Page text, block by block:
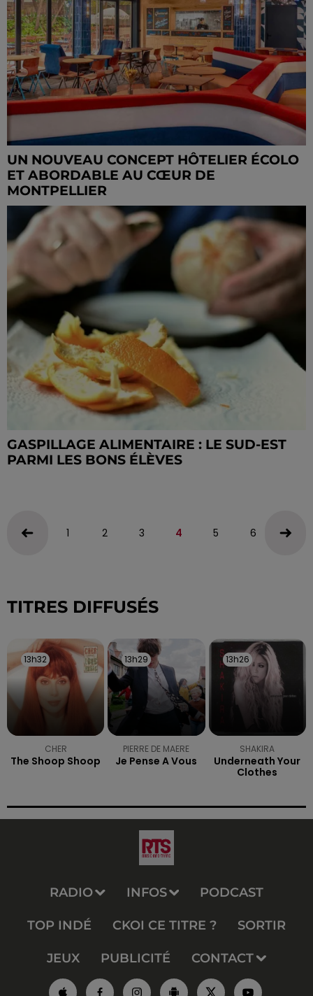
UN NOUVEAU CONCEPT HÔTELIER ÉCOLO
ET ABORDABLE AU CŒUR DE
MONTPELLIER
GASPILLAGE ALIMENTAIRE : LE SUD-EST
PARMI LES BONS ÉLÈVES
1 2 3 4 5 6 7
TITRES DIFFUSÉS
13h32
13h32
CHER
The Shoop Shoop
13h29
13h29
PIERRE DE MAERE
Je Pense A Vous
13h26
13h26
SHAKIRA
Underneath Your
Clothes
RADIO INFOS PODCAST
TOP INDÉ CKOI CE TITRE ? SORTIR
JEUX PUBLICITÉ CONTACT